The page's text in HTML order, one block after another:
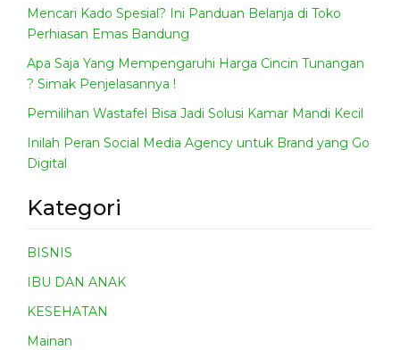
Mencari Kado Spesial? Ini Panduan Belanja di Toko
Perhiasan Emas Bandung
Apa Saja Yang Mempengaruhi Harga Cincin Tunangan
? Simak Penjelasannya !
Pemilihan Wastafel Bisa Jadi Solusi Kamar Mandi Kecil
Inilah Peran Social Media Agency untuk Brand yang Go
Digital
Kategori
BISNIS
IBU DAN ANAK
KESEHATAN
Mainan